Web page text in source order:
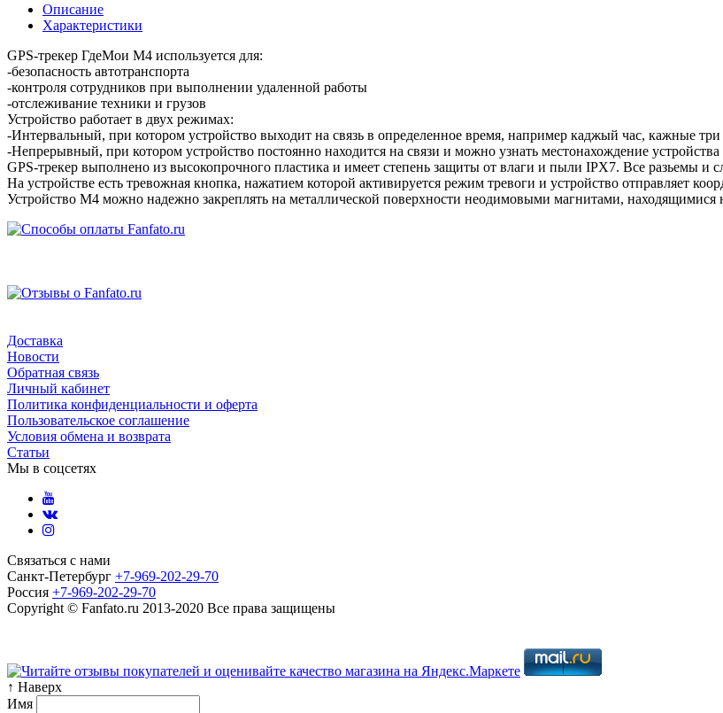
Описание
Характеристики
GPS-трекер ГдеМои M4 используется для:
-безопасность автотранспорта
-контроля сотрудников при выполнении удаленной работы
-отслеживание техники и грузов
Устройство работает в двух режимах:
-Интервальный, при котором устройство выходит на связь в определенное время, например каджый час, кажные три
-Непрерывный, при котором устройство постоянно находится на связи и можно узнать местонахождение
GPS-трекер выполнено из высокопрочного пластика и имеет степень защиты от влаги и пыли IPX7. Все разьемы
На устройстве есть тревожная кнопка, нажатием которой активируется режим тревоги и устройство отправляет
Устройство M4 можно надежно закреплять на металлической поверхности неодимовыми магнитами, находящимися
Доставка
Новости
Обратная связь
Личный кабинет
Политика конфиденциальности и оферта
Пользовательское соглашение
Условия обмена и возврата
Статьи
Мы в соцсетях
Связаться с нами
Санкт-Петербург +7-969-202-29-70
Россия +7-969-202-29-70
Copyright © Fanfato.ru 2013-2020 Все права защищены
↑ Наверх
Имя